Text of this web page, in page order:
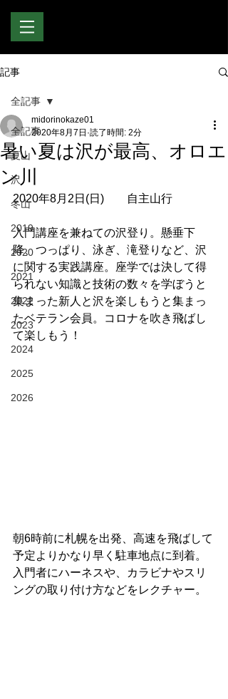
記事
全記事
夏山
沢
冬山
2019
2020
2021
2022
2023
2024
2025
2026
全記事
暑い夏は沢が最高、オロエ
ン川
midorinokaze01
2020年8月7日 読了時間: 2分
2020年8月2日(日)　　自主山行
入門講座を兼ねての沢登り。懸垂下
降、つっぱり、泳ぎ、滝登りなど、沢
に関する実践講座。座学では決して得
られない知識と技術の数々を学ぼうと
集まった新人と沢を楽しもうと集まっ
たベテラン会員。コロナを吹き飛ばし
て楽しもう！
朝6時前に札幌を出発、高速を飛ばして
予定よりかなり早く駐車地点に到着。
入門者にハーネスや、カラビナやスリ
ングの取り付け方などをレクチャー。